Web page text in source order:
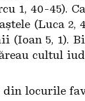
1, 40-45).
(Luca 2,
(Ioan 5, 1).
cultul
din locurile